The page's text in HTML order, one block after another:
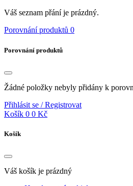
Váš seznam přání je prázdný.
Porovnání produktů 0
Porovnání produktů
Žádné položky nebyly přidány k
Přihlásit se / Registrovat
Košík 0 0 Kč
Košík
Váš košík je prázdný